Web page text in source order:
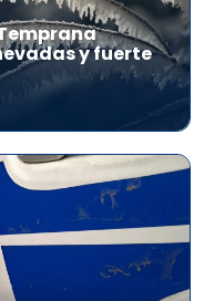
y fuerte